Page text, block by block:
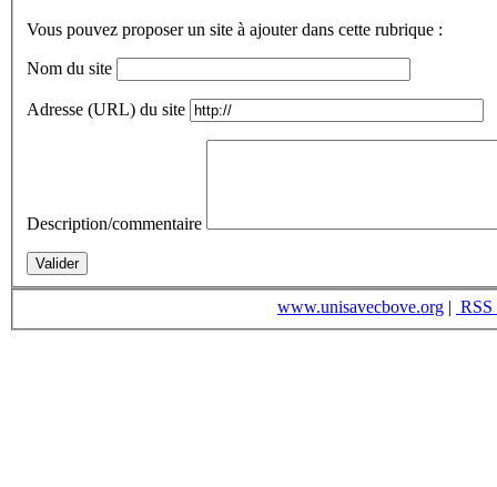
Vous pouvez proposer un site à ajouter dans cette rubrique :
Nom du site
Adresse (URL) du site
Description/commentaire
www.unisavecbove.org | RSS